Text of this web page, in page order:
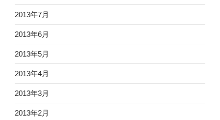
2013年7月
2013年6月
2013年5月
2013年4月
2013年3月
2013年2月